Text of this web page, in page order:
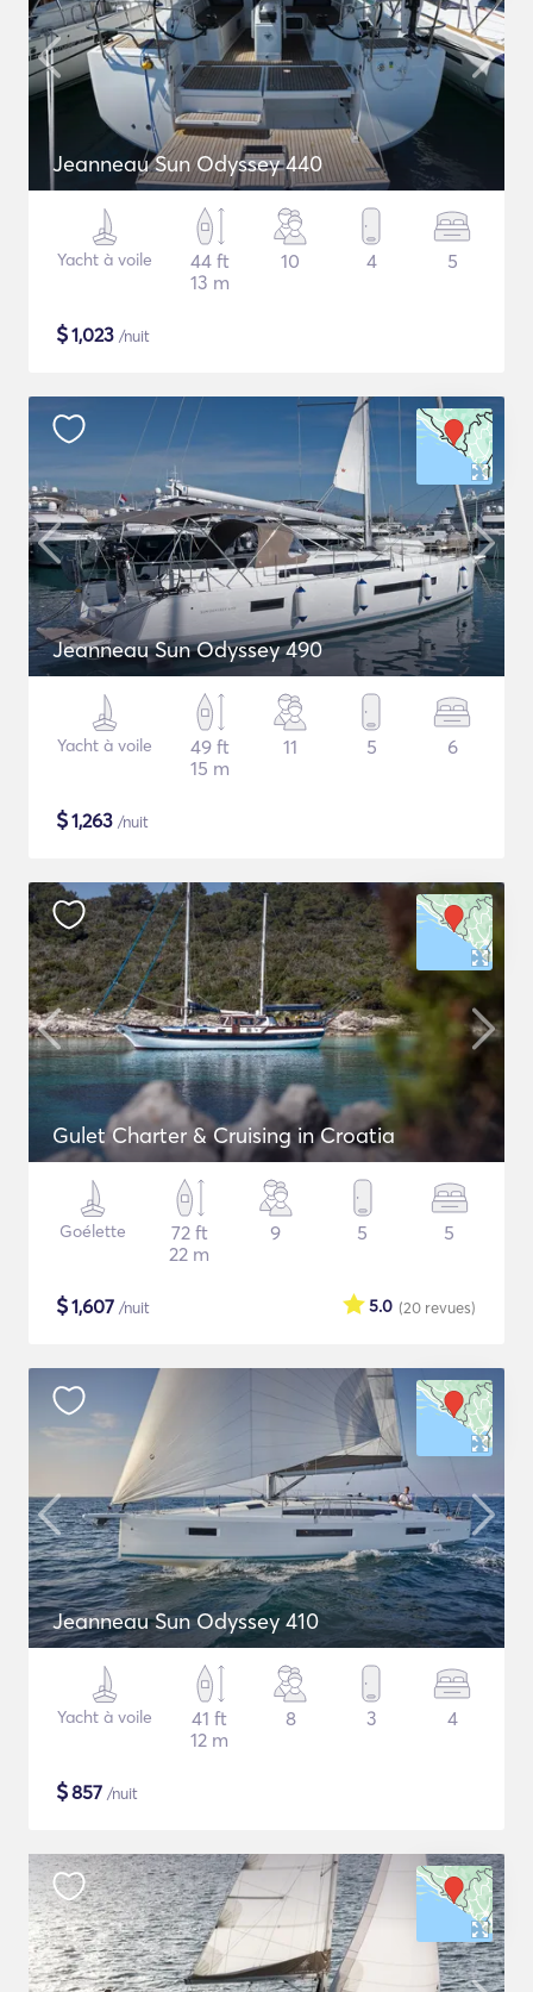
Jeanneau Sun Odyssey 440
Yacht à voile
44 ft
13 m
10 4 5
$1,023 /nuit
Jeanneau Sun Odyssey 490
Yacht à voile
49 ft
15 m
11 5 6
$1,263 /nuit
Gulet Charter & Cruising in Croatia
Goélette
72 ft
22 m
9 5 5
$1,607 /nuit (20 revues)
5.0
Jeanneau Sun Odyssey 410
Yacht à voile
41 ft
12 m
8 3 4
$857 /nuit